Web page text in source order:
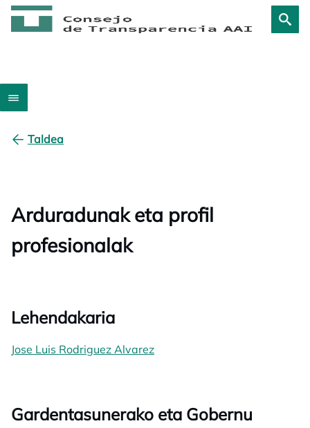
Taldea
Arduradunak eta profil
profesionalak
Lehendakaria
Jose Luis Rodriguez Alvarez
Gardentasunerako eta Gobernu